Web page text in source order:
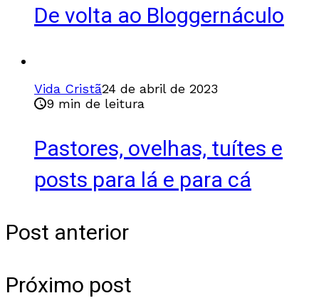
De volta ao Bloggernáculo
Vida Cristã24 de abril de 2023
9 min de leitura
Pastores, ovelhas, tuítes e
posts para lá e para cá
Post anterior
Próximo post